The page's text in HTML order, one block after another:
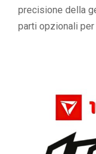
precisione della
parti opzionali